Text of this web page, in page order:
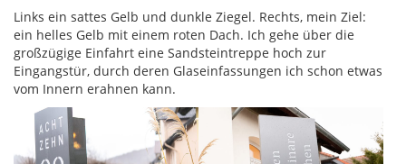
Links ein sattes Gelb und dunkle Ziegel. Rechts, mein Ziel:
ein helles Gelb mit einem roten Dach. Ich gehe über die
großzügige Einfahrt eine Sandsteintreppe hoch zur
Eingangstür, durch deren Glaseinfassungen ich schon etwas
vom Innern erahnen kann.